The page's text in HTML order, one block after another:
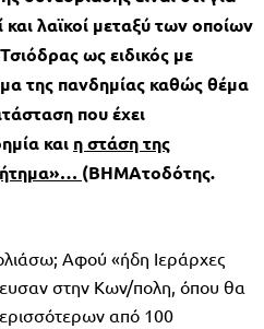
λαϊκοί μεταξύ των οποίων
ως ειδικός με
της πανδημίας καθώς θέμα
που έχει
και η στάση της
(ΒΗΜΑτοδότης.
Αφού «ήδη Ιεράρχες
στην Κων/πολη, όπου θα
από 100